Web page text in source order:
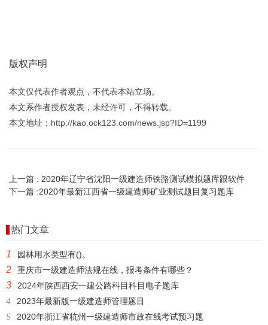
版权声明
本文仅代表作者观点，不代表本站立场。
本文系作者授权发表，未经许可，不得转载。
本文地址：http://kao.ock123.com/news.jsp?ID=1199
上一篇 : 2020年辽宁省沈阳一级建造师铁路测试模拟题库跟软件
下一篇 :2020年最新江西省一级建造师矿业测试题目复习题库
热门文章
1 园林用水类型有()。
2 重庆市一级建造师法规在线，报考条件有哪些？
3
2024年陕西西安一建公路科目科目电子题库
4
2023年最新版一级建造师管理题目
5
2020年浙江省杭州一级建造师市政在线考试预习题